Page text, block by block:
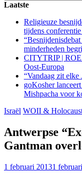
Laatste
Religieuze
tijdens
minderheden
CITYTRIP |
Oost-Europa
“Vandaag zit
goKosher
Mishpacha voor
Israël WOII &
Antwerpse
Gantman
1 februari 20131